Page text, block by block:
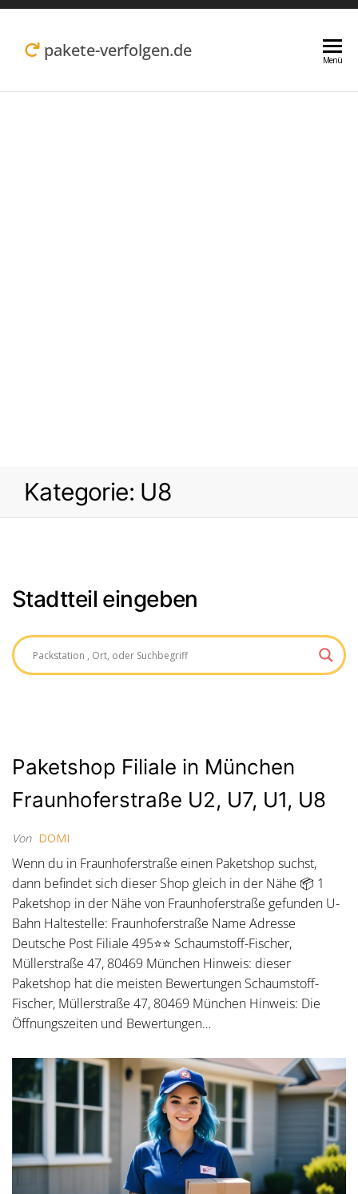
Zum
Inhalt pakete-verfolgen.de Menü
Kategorie: U8
Stadtteil eingeben
Paketshop Filiale in München
Fraunhoferstraße U2, U7, U1, U8
Von DOMI
Wenn du in Fraunhoferstraße einen Paketshop suchst,
dann befindet sich dieser Shop gleich in der Nähe 📦 1
Paketshop in der Nähe von Fraunhoferstraße gefunden U-
Bahn Haltestelle: Fraunhoferstraße Name Adresse
Deutsche Post Filiale 495⭐⭐ Schaumstoff-Fischer,
Müllerstraße 47, 80469 München Hinweis: dieser
Paketshop hat die meisten Bewertungen Schaumstoff-
Fischer, Müllerstraße 47, 80469 München Hinweis: Die
Öffnungszeiten und Bewertungen…